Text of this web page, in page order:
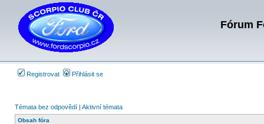
Fórum
Registrovat Přihlásit se
Témata bez odpovědí | Aktivní témata
Obsah fóra